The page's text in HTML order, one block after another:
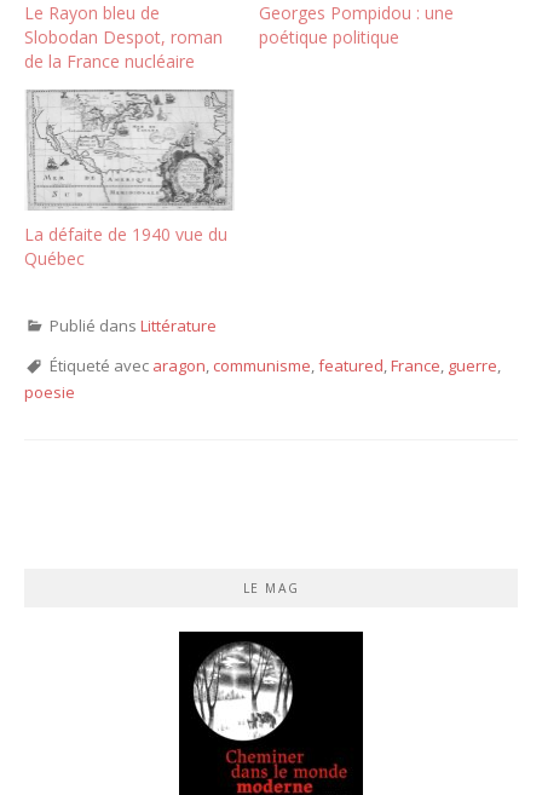
Le Rayon bleu de
Slobodan Despot, roman
de la France nucléaire
Georges Pompidou : une
poétique politique
La défaite de 1940 vue du
Québec
Publié dans Littérature
Étiqueté avec aragon, communisme,featured,France, guerre,
poesie
LE MAG